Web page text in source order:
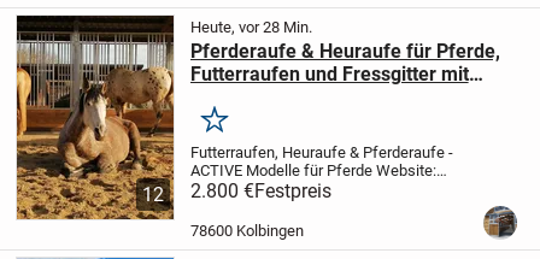
12
Heute, vor 28 Min.
Pferderaufe & Heuraufe für Pferde,
Futterraufen und Fressgitter mit
Merken
Futterraufen, Heuraufe & Pferderaufe -
ACTIVE Modelle für Pferde Website:
professionelle-aussenboxen.de
Individuelle Lösungen für Ställe, Innenbox
und Außenboxen, Weideunterstände
2.800 €Festpreis
78600 Kolbingen